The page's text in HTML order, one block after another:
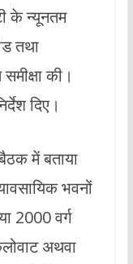
के न्यूनतम
तथा
की।
दिए।
में बताया
भवनों
2000 वर्ग
अथवा